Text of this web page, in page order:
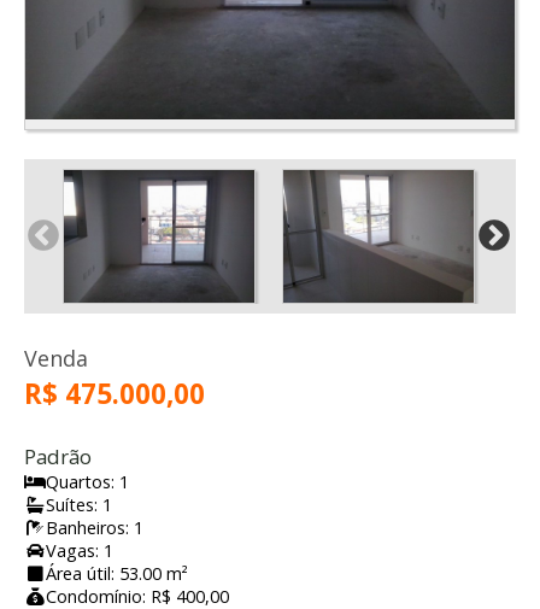
Venda
R$ 475.000,00
Padrão
Quartos: 1
Suítes: 1
Banheiros: 1
Vagas: 1
Área útil: 53.00 m²
Condomínio: R$ 400,00